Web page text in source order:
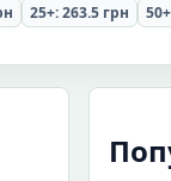
25+: 263.5 грн